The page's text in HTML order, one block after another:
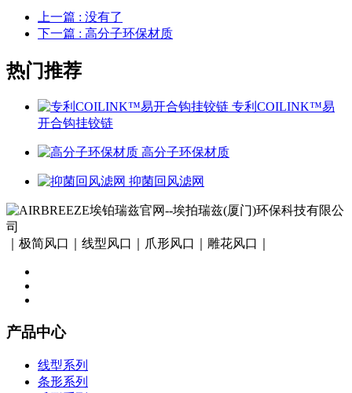
上一篇 : 没有了
下一篇 : 高分子环保材质
热门推荐
专利COILINK™易
开合钩挂铰链
高分子环保材质
抑菌回风滤网
｜极简风口｜线型风口｜爪形风口｜雕花风口｜
产品中心
线型系列
条形系列